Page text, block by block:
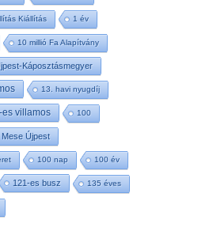
Kiállítás 1 év
10 millió Fa Alapítvány
Káposztásmegyer
13. havi nyugdíj
es villamos 100
Újpest
100 nap 100 év
121-es busz 135 éves